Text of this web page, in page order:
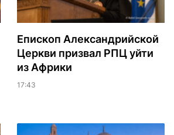
Епископ Александрийской
Церкви призвал РПЦ уйти
из Африки
17:43